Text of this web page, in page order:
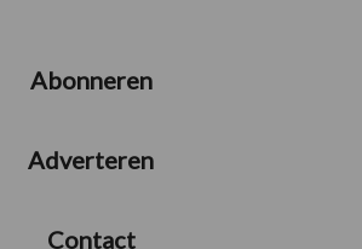
Abonneren
Adverteren
Contact